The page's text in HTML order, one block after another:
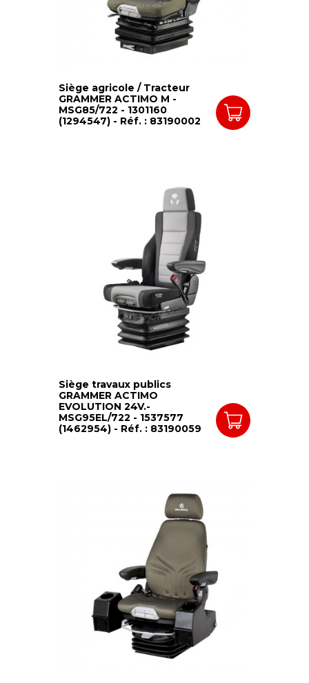
Siège agricole / Tracteur
GRAMMER ACTIMO M -
MSG85/722 - 1301160
(1294547) - Réf. : 83190002
Siège travaux publics
GRAMMER ACTIMO
EVOLUTION 24V.-
MSG95EL/722 - 1537577
(1462954) - Réf. : 83190059